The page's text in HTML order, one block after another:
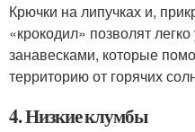
Крючки на липучках и,
«крокодил» позволят
занавесками, которые
территорию от горячих
4. Низкие клумбы